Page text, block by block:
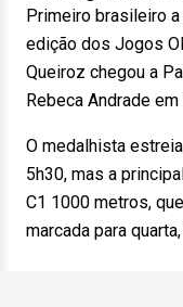
Primeiro brasileiro
edição dos Jogos
Queiroz chegou a
Rebeca Andrade
O medalhista
5h30, mas a
C1 1000 metros,
marcada para